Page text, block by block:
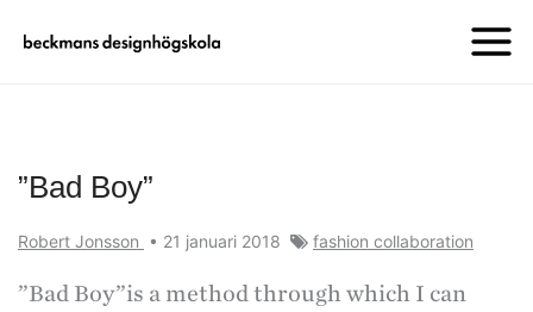
”Bad Boy”
Robert Jonsson • 21 januari 2018 fashion collaboration
”Bad Boy”is a method through which I can